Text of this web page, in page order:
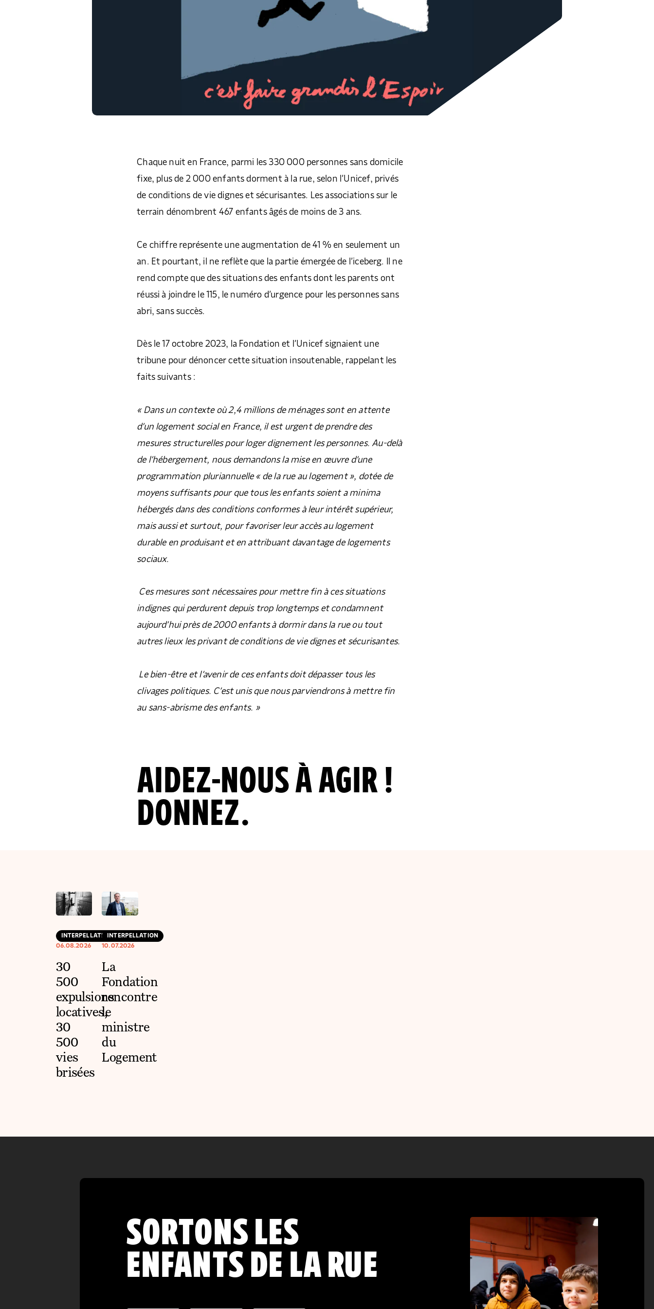
Chaque nuit en France, parmi les 330 000 personnes sans domicile
fixe, plus de 2 000 enfants dorment à la rue, selon l’Unicef, privés
de conditions de vie dignes et sécurisantes. Les associations sur le
terrain dénombrent 467 enfants âgés de moins de 3 ans.
Ce chiffre représente une augmentation de 41 % en seulement un
an. Et pourtant, il ne reflète que la partie émergée de l’iceberg. Il ne
rend compte que des situations des enfants dont les parents ont
réussi à joindre le 115, le numéro d’urgence pour les personnes sans
abri, sans succès.
Dès le 17 octobre 2023, la Fondation et l’Unicef signaient une
tribune pour dénoncer cette situation insoutenable, rappelant les
faits suivants :
« Dans un contexte où 2,4 millions de ménages sont en attente
d’un logement social en France, il est urgent de prendre des
mesures structurelles pour loger dignement les personnes. Au-delà
de l’hébergement, nous demandons la mise en œuvre d’une
programmation pluriannuelle « de la rue au logement », dotée de
moyens suffisants pour que tous les enfants soient a minima
hébergés dans des conditions conformes à leur intérêt supérieur,
mais aussi et surtout, pour favoriser leur accès au logement
durable en produisant et en attribuant davantage de logements
sociaux.
Ces mesures sont nécessaires pour mettre fin à ces situations
indignes qui perdurent depuis trop longtemps et condamnent
aujourd’hui près de 2000 enfants à dormir dans la rue ou tout
autres lieux les privant de conditions de vie dignes et sécurisantes.
Le bien-être et l’avenir de ces enfants doit dépasser tous les
clivages politiques. C’est unis que nous parviendrons à mettre fin
au sans-abrisme des enfants. »
AIDEZ-NOUS À AGIR !
DONNEZ.
INTERPELLATION
06.08.2026
30
500
expulsions
locatives,
30
500
vies
brisées
INTERPELLATION
10.07.2026
La
Fondation
rencontre
le
ministre
du
Logement
SORTONS LES
ENFANTS DE LA RUE